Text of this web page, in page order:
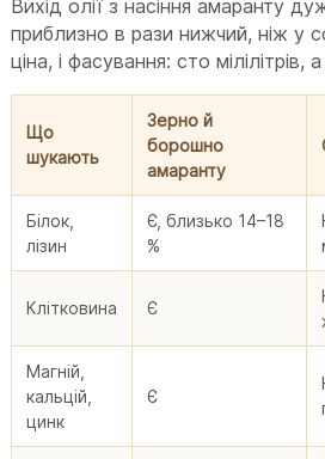
Вихід олії з насіння амаранту
приблизно в рази нижчий, ніж у
ціна, і фасування: сто мілілітрів,
Що
шукають
Зерно й
борошно
амаранту
Білок,
лізин
Є, близько 14–18
%
Клітковина Є
Магній,
кальцій,
цинк
Є